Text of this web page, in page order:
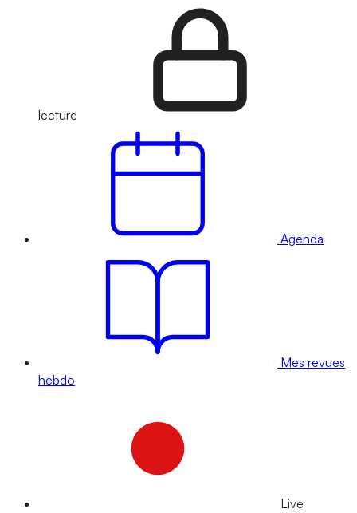
lecture
Agenda
Mes revues
hebdo
Live